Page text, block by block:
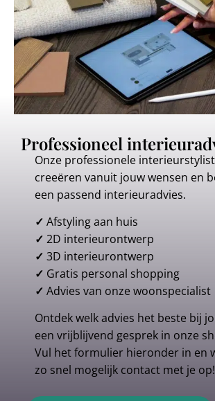
Professioneel
Onze professionele
creeëren vanuit jouw wensen en
een passend interieuradvies.
✓ Afstyling aan huis
✓ 2D interieurontwerp
✓ 3D interieurontwerp
✓ Gratis personal shopping
✓ Advies van onze woonspecialist
Ontdek welk advies het beste bij
een vrijblijvend gesprek in onze
Vul het formulier hieronder in en
zo snel mogelijk contact met je op!